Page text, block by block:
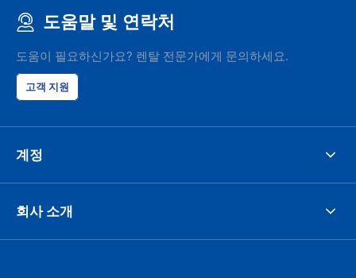
도움말 및 연락처
도움이 필요하신가요? 렌탈 전문가에게 문의하세요.
고객 지원
계정
회사 소개